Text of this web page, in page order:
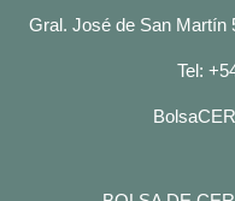
Gral. José de San Martín
Tel: